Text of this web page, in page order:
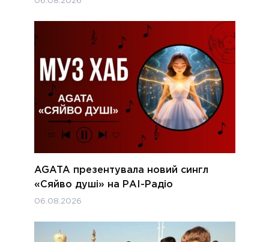
AGATA презентувала новий сингл
«Сяйво душі» на РАІ-Радіо
06.08.2026